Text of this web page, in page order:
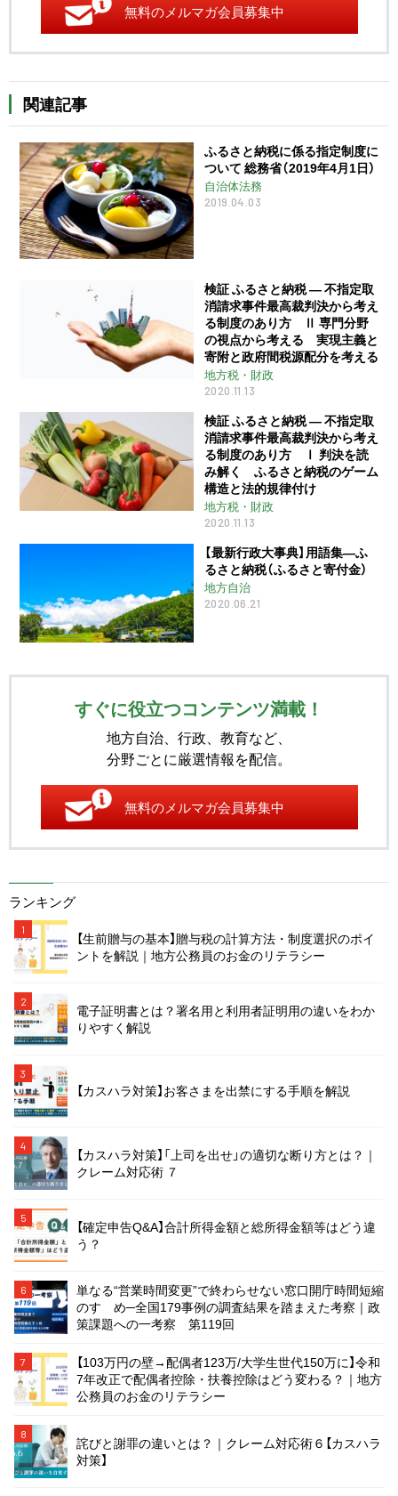
無料のメルマガ会員募集中
関連記事
ふるさと納税に係る指定制度に
ついて 総務省（2019年4月1日）
自治体法務
2019.04.03
検証 ふるさと納税 ― 不指定取
消請求事件最高裁判決から考え
る制度のあり方 Ⅱ 専門分野
の視点から考える 実現主義と
寄附と政府間税源配分を考える
地方税・財政
2020.11.13
検証 ふるさと納税 ― 不指定取
消請求事件最高裁判決から考え
る制度のあり方 Ⅰ 判決を読
み解く ふるさと納税のゲーム
構造と法的規律付け
地方税・財政
2020.11.13
【最新行政大事典】用語集―ふ
るさと納税（ふるさと寄付金）
地方自治
2020.06.21
すぐに役立つコンテンツ満載！
地方自治、行政、教育など、
分野ごとに厳選情報を配信。
無料のメルマガ会員募集中
ランキング
1
【生前贈与の基本】贈与税の計算方法・制度選択のポイ
ントを解説｜地方公務員のお金のリテラシー
2
電子証明書とは？署名用と利用者証明用の違いをわか
りやすく解説
3
【カスハラ対策】お客さまを出禁にする手順を解説
4
【カスハラ対策】「上司を出せ」の適切な断り方とは？｜
クレーム対応術 ７
5
【確定申告Q&A】合計所得金額と総所得金額等はどう違
う？
6
単なる“営業時間変更”で終わらせない窓口開庁時間短縮
のすゝめ─全国179事例の調査結果を踏まえた考察｜政
策課題への一考察 第119回
7
【103万円の壁→配偶者123万/大学生世代150万に】令和
7年改正で配偶者控除・扶養控除はどう変わる？｜地方
公務員のお金のリテラシー
8
詫びと謝罪の違いとは？｜クレーム対応術６【カスハラ
対策】